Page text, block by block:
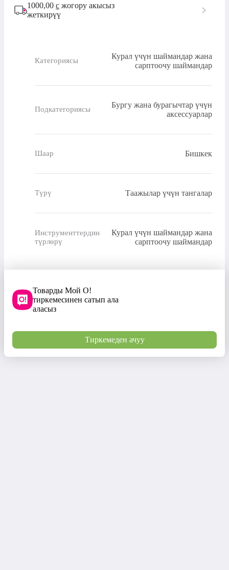
1000,00 с жогору акысыз
жеткирүү
Категориясы
Курал үчүн шаймандар жана
сарптоочу шаймандар
Подкатегориясы
Бургу жана бурагычтар үчүн
аксессуарлар
Шаар Бишкек
Түрү Таажылар үчүн тангалар
Инструменттердин
түрлөрү
Курал үчүн шаймандар жана
сарптоочу шаймандар
Товарды Мой О!
тиркемесинен сатып ала
аласыз
Тиркемеден ачуу